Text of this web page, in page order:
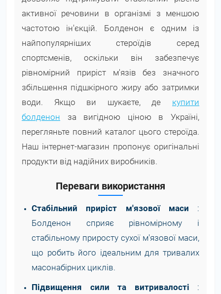
активної речовини в організмі з меншою
частотою ін'єкцій. Болденон є одним із
найпопулярніших стероїдів серед
спортсменів, оскільки він забезпечує
рівномірний приріст м'язів без значного
збільшення підшкірного жиру або затримки
води. Якщо ви шукаєте, де купити
болденон за вигідною ціною в Україні,
перегляньте повний каталог цього стероїда.
Наш інтернет-магазин пропонує оригінальні
продукти від надійних виробників.
Переваги використання
Стабільний приріст м'язової маси :
Болденон сприяє рівномірному і
стабільному приросту сухої м'язової маси,
що робить його ідеальним для тривалих
масонабірних циклів.
Підвищення сили та витривалості :